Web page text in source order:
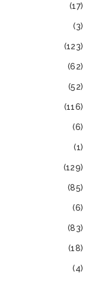
(17)
(3)
(123)
(62)
(52)
(116)
(6)
(1)
(129)
(85)
(6)
(83)
(18)
(4)